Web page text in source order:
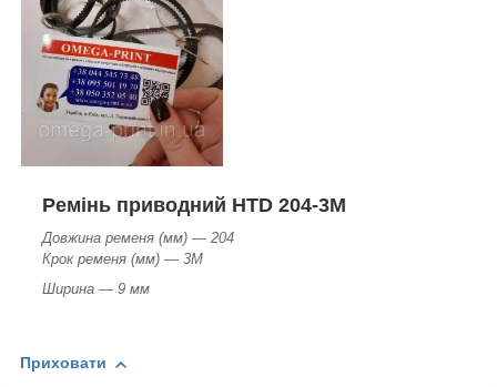
Ремінь приводний HTD 204-3M
Довжина ременя (мм) — 204
Крок ременя (мм) — 3М
Ширина — 9 мм
Приховати